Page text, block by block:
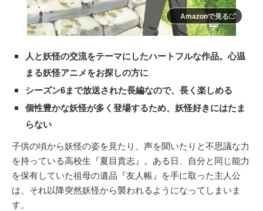
Amazonで見る
人と妖怪の交流をテーマにしたハートフルな作品。心温
まる妖怪アニメをお探しの方に
シーズン6まで放送された長編なので、長く楽しめる
個性豊かな妖怪が多く登場するため、妖怪好きにはたま
らない
子供の頃から妖怪の姿を見たり、声を聞いたりと不思議な力
を持っている高校生『夏目貴志』。ある日、自分と同じ能力
を保有していた祖母の遺品『友人帳』を手に取った主人公
は、それ以降突然妖怪から襲われるようになってしまいま
す。